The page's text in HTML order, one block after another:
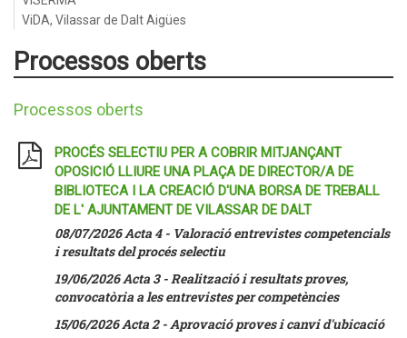
ViDA, Vilassar de Dalt Aigües
Processos oberts
Processos oberts
PROCÉS SELECTIU PER A COBRIR MITJANÇANT
OPOSICIÓ LLIURE UNA PLAÇA DE DIRECTOR/A DE
BIBLIOTECA I LA CREACIÓ D'UNA BORSA DE TREBALL
DE L' AJUNTAMENT DE VILASSAR DE DALT
08/07/2026 Acta 4 - Valoració entrevistes competencials
i resultats del procés selectiu
19/06/2026 Acta 3 - Realització i resultats proves,
convocatòria a les entrevistes per competències
15/06/2026 Acta 2 - Aprovació proves i canvi d'ubicació